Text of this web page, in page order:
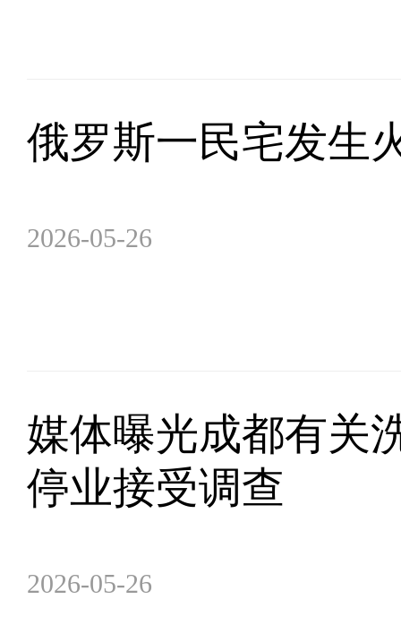
俄罗斯一民宅发生
2026-05-26
媒体曝光成都有关
停业接受调查
2026-05-26